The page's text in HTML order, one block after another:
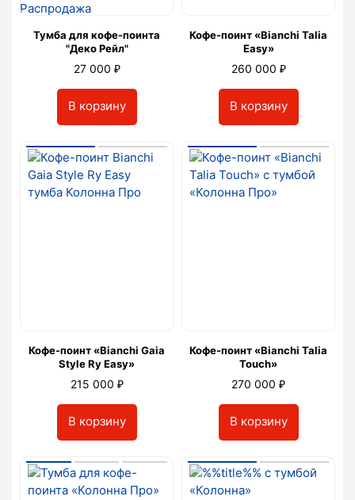
Распродажа
Тумба для кофе-поинта
"Деко Рейл"
27 000 ₽
В корзину
Кофе-поинт «Bianchi Talia
Easy»
260 000 ₽
В корзину
Кофе-поинт «Bianchi Gaia
Style Ry Easy»
215 000 ₽
В корзину
Кофе-поинт «Bianchi Talia
Touch»
270 000 ₽
В корзину